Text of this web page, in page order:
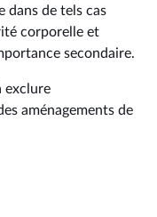
dans de tels cas
corporelle et
secondaire.
exclure
aménagements de